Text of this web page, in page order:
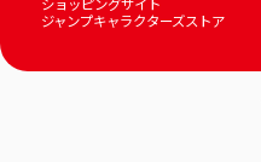
ショッピングサイト
ジャンプキャラクターズストア